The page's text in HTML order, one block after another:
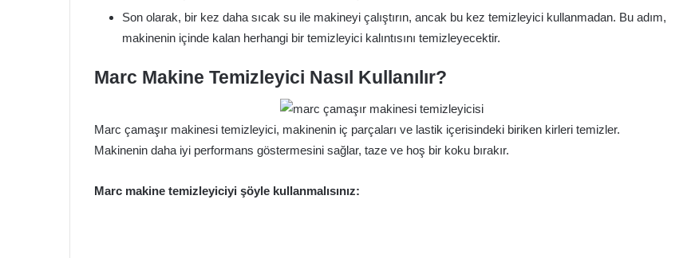
Son olarak, bir kez daha sıcak su ile makineyi çalıştırın, ancak bu kez temizleyici kullanmadan. Bu adım,
makinenin içinde kalan herhangi bir temizleyici kalıntısını temizleyecektir.
Marc Makine Temizleyici Nasıl Kullanılır?
Marc çamaşır makinesi temizleyici, makinenin iç parçaları ve lastik içerisindeki biriken kirleri temizler.
Makinenin daha iyi performans göstermesini sağlar, taze ve hoş bir koku bırakır.
Marc makine temizleyiciyi şöyle kullanmalısınız: